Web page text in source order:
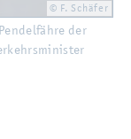
© F. Schä­fer
der